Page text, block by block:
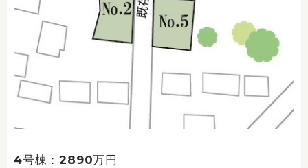
4号棟：2890万円